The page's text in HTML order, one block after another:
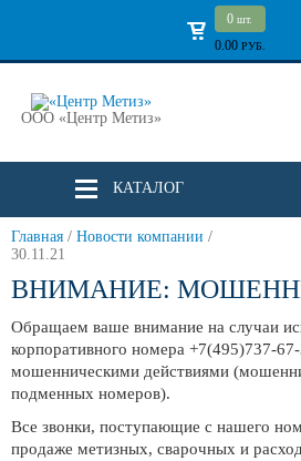
0 шт.
0.00 РУБ.
ООО «Центр Метиз»
КАТАЛОГ
Главная / Новости компании /
30.11.21
ВНИМАНИЕ:
Обращаем ваше внимание на случаи
корпоративного номера +7(495)737-67-
мошенническими действиями
подменных номеров).
Все звонки, поступающие с нашего
продаже метизных, сварочных и